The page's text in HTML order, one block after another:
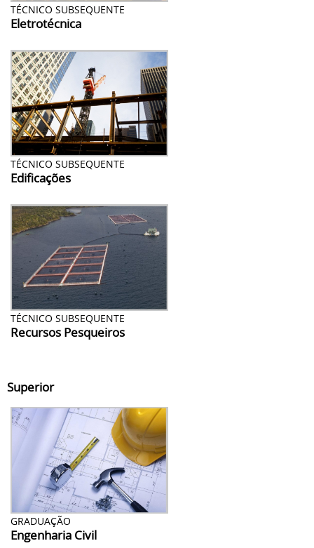
TÉCNICO SUBSEQUENTE
Eletrotécnica
TÉCNICO SUBSEQUENTE
Edificações
TÉCNICO SUBSEQUENTE
Recursos Pesqueiros
Superior
GRADUAÇÃO
Engenharia Civil